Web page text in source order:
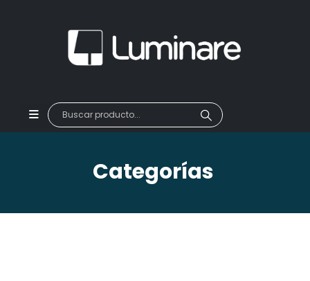
Categorías